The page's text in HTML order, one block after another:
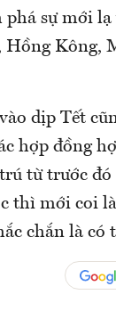
sự mới
Hồng Kông,
dịp Tết
hợp đồng
từ trước
thì mới coi
chắn là có